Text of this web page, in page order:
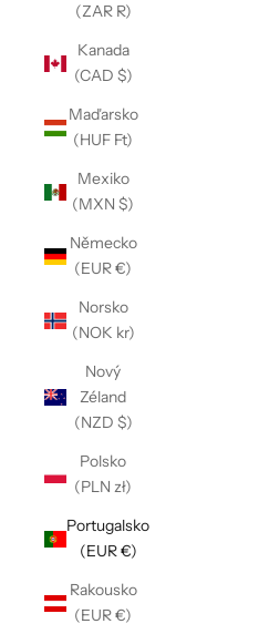
(ZAR R)
Kanada
(CAD $)
Maďarsko
(HUF Ft)
Mexiko
(MXN $)
Německo
(EUR €)
Norsko
(NOK kr)
Nový
Zéland
(NZD $)
Polsko
(PLN zł)
Portugalsko
(EUR €)
Rakousko
(EUR €)